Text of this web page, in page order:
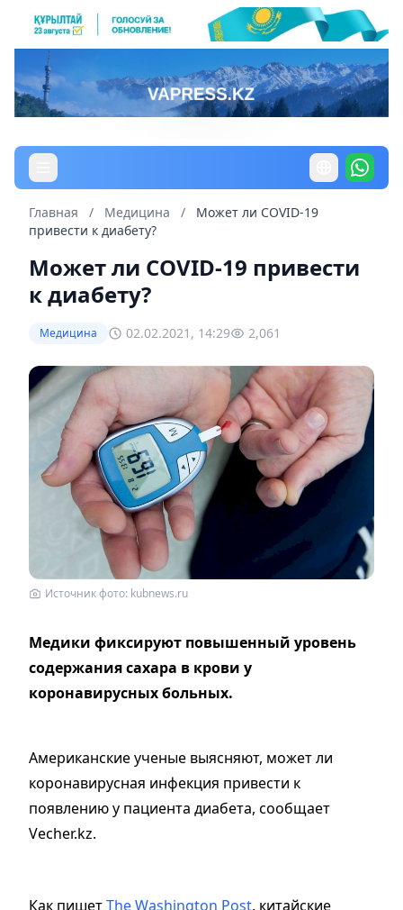
Главная / Медицина /
Может ли COVID-19
привести к диабету?
Может ли COVID-19 привести
к диабету?
Медицина 02.02.2021, 14:29 2,061
Источник фото: kubnews.ru
Медики фиксируют повышенный уровень
содержания сахара в крови у
коронавирусных больных.
Американские ученые выясняют, может ли
коронавирусная инфекция привести к
появлению у пациента диабета, сообщает
Vecher.kz.
Как пишетThe Washington Post, китайские